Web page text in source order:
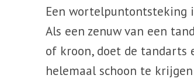
Een wortelpuntontsteking
Als een zenuw van een
of kroon, doet de tandarts
helemaal schoon te